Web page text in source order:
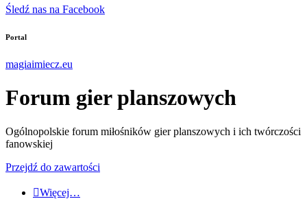
Śledź nas na Facebook
Portal
magiaimiecz.eu
Forum gier planszowych
Ogólnopolskie forum miłośników gier planszowych i ich twórczości
fanowskiej
Przejdź do zawartości
Więcej…